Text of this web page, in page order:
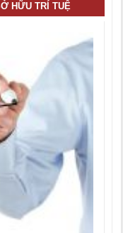
HỮU TRÍ TUỆ